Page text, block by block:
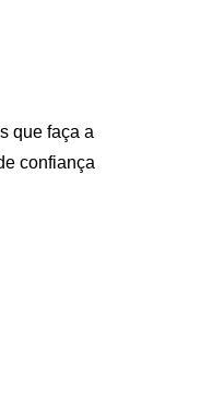
que faça a
confiança